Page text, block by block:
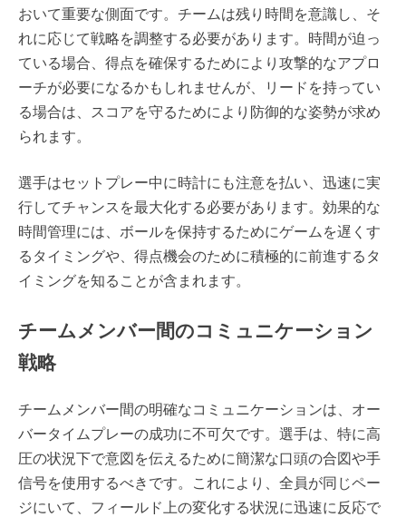
おいて重要な側面です。チームは残り時間を意識し、そ
れに応じて戦略を調整する必要があります。時間が迫っ
ている場合、得点を確保するためにより攻撃的なアプロ
ーチが必要になるかもしれませんが、リードを持ってい
る場合は、スコアを守るためにより防御的な姿勢が求め
られます。
選手はセットプレー中に時計にも注意を払い、迅速に実
行してチャンスを最大化する必要があります。効果的な
時間管理には、ボールを保持するためにゲームを遅くす
るタイミングや、得点機会のために積極的に前進するタ
イミングを知ることが含まれます。
チームメンバー間のコミュニケーション
戦略
チームメンバー間の明確なコミュニケーションは、オー
バータイムプレーの成功に不可欠です。選手は、特に高
圧の状況下で意図を伝えるために簡潔な口頭の合図や手
信号を使用するべきです。これにより、全員が同じペー
ジにいて、フィールド上の変化する状況に迅速に反応で